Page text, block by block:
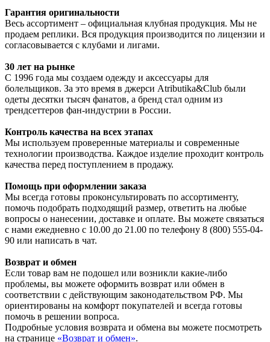
Гарантия оригинальности
Весь ассортимент – официальная клубная продукция. Мы не
продаем реплики. Вся продукция производится по лицензии и
согласовывается с клубами и лигами.
30 лет на рынке
С 1996 года мы создаем одежду и аксессуары для
болельщиков. За это время в джерси Atributika&Club были
одеты десятки тысяч фанатов, а бренд стал одним из
трендсеттеров фан-индустрии в России.
Контроль качества на всех этапах
Мы используем проверенные материалы и современные
технологии производства. Каждое изделие проходит контроль
качества перед поступлением в продажу.
Помощь при оформлении заказа
Мы всегда готовы проконсультировать по ассортименту,
помочь подобрать подходящий размер, ответить на любые
вопросы о нанесении, доставке и оплате. Вы можете связаться
с нами ежедневно с 10.00 до 21.00 по телефону 8 (800) 555-04-
90 или написать в чат.
Возврат и обмен
Если товар вам не подошел или возникли какие-либо
проблемы, вы можете оформить возврат или обмен в
соответствии с действующим законодательством РФ. Мы
ориентированы на комфорт покупателей и всегда готовы
помочь в решении вопроса.
Подробные условия возврата и обмена вы можете посмотреть
на странице «Возврат и обмен».